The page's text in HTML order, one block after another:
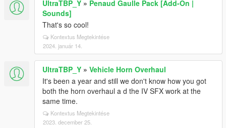
UltraTBP_Y » Penaud Gaulle Pack [Add-On |
Sounds]
That's so cool!
Kontextus Megtekintése
2024. január 14.
UltraTBP_Y » Vehicle Horn Overhaul
It's been a year and still we don't know how you got
both the horn overhaul a d the IV SFX work at the
same time.
Kontextus Megtekintése
2023. december 25.